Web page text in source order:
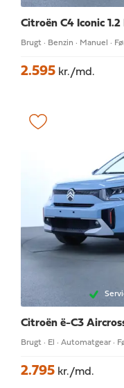
Citroën C4 Iconic
Brugt · Benzin · Manuel ·
2.595 kr./md.
Citroën ë-C3
Brugt · El · Automatgear ·
2.795 kr./md.